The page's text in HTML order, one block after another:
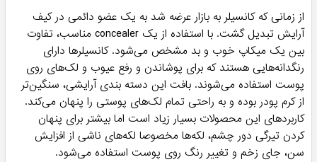
از زمانی که کانسیلر به بازار عرضه شد به یک عضو دائمی در کیف
آرایش تبدیل گشت. با استفاده از یک concealer مناسب، تفاوت
بین یک میکاپ خوب و بد مشخص می‌شود. کانسیلرها دارای
رنگدانه‌هایی هستند که برای پوشاندن و رفع عیوب و لک‌های روی
پوست استفاده می‌شوند. بافت این دسته بندی آرایشی، سنگین‌تر
از کرم پودر بوده و به راحتی تمام لک‌های پوستی را پنهان می‌کند.
کاربردهای این محصولات بسیار زیاد است اما بیشتر برای پنهان
کردن تیرگی دور چشم، لکه‌ها مخصوصا لکه‌های ناشی از افزایش
سن، جای زخم و تغییر رنگ روی پوست استفاده می‌شود.